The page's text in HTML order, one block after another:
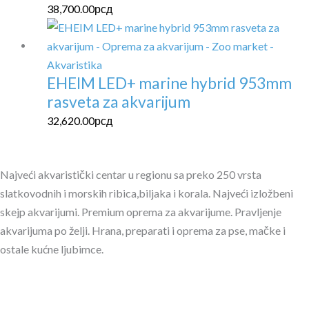
38,700.00рсд
EHEIM LED+ marine hybrid 953mm
rasveta za akvarijum
32,620.00рсд
Najveći akvaristički centar u regionu sa preko 250 vrsta
slatkovodnih i morskih ribica,biljaka i korala. Najveći izložbeni
skejp akvarijumi. Premium oprema za akvarijume. Pravljenje
akvarijuma po želji. Hrana, preparati i oprema za pse, mačke i
ostale kućne ljubimce.